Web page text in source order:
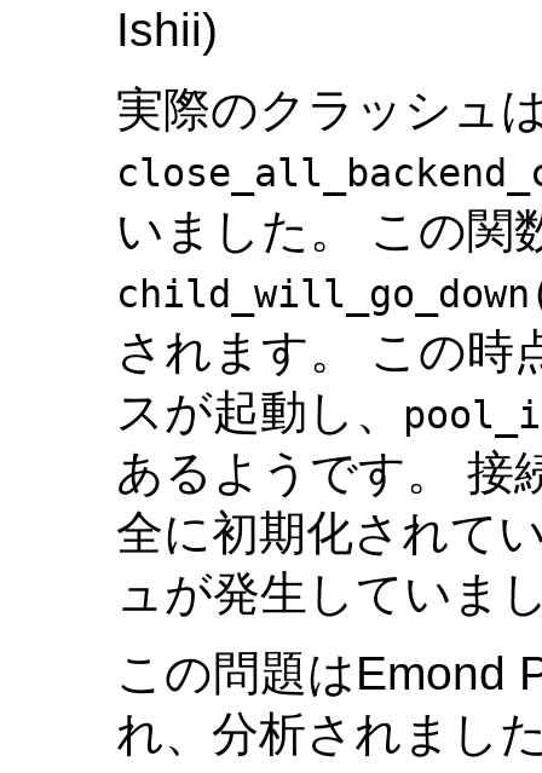
Ishii)
実際のクラッシュ
いました。 この関
されます。 この時
スが起動し、
あるようです。 接
全に初期化されて
ュが発生していま
この問題はEmond
れ、分析されまし